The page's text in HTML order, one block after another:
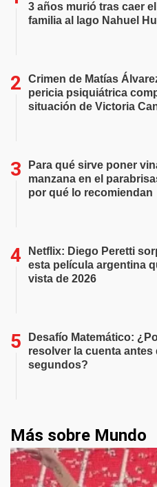
3 años murió tras caer
familia al lago Nahuel
Crimen de Matías
pericia psiquiátrica
situación de Victoria
Para qué sirve poner
manzana en el
por qué lo recomiendan
Netflix: Diego Peretti
esta película argentina
vista de 2026
Desafío Matemático:
resolver la cuenta antes
segundos?
Más sobre Mundo